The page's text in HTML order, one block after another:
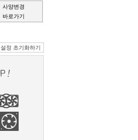
사양변경
바로가기
설정 초기화하기